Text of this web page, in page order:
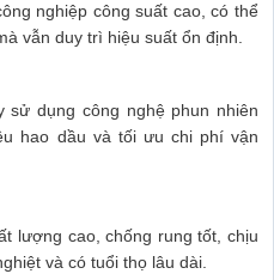
nghiệp công suất cao, có thể
vẫn duy trì hiệu suất ổn định.
sử dụng công nghệ phun nhiên
hao dầu và tối ưu chi phí vận
lượng cao, chống rung tốt, chịu
và có tuổi thọ lâu dài.